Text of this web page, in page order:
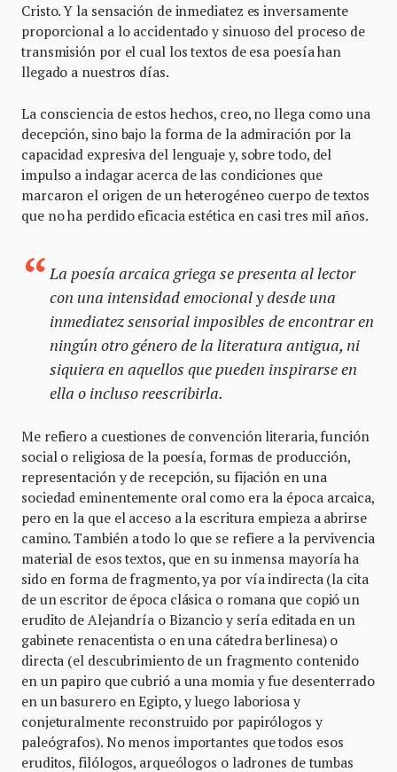
Cristo. Y la sensación de inmediatez es inversamente
proporcional a lo accidentado y sinuoso del proceso de
transmisión por el cual los textos de esa poesía han
llegado a nuestros días.
La consciencia de estos hechos, creo, no llega como una
decepción, sino bajo la forma de la admiración por la
capacidad expresiva del lenguaje y, sobre todo, del
impulso a indagar acerca de las condiciones que
marcaron el origen de un heterogéneo cuerpo de textos
que no ha perdido eficacia estética en casi tres mil años.
La poesía arcaica griega se presenta al lector
con una intensidad emocional y desde una
inmediatez sensorial imposibles de encontrar en
ningún otro género de la literatura antigua, ni
siquiera en aquellos que pueden inspirarse en
ella o incluso reescribirla.
Me refiero a cuestiones de convención literaria, función
social o religiosa de la poesía, formas de producción,
representación y de recepción, su fijación en una
sociedad eminentemente oral como era la época arcaica,
pero en la que el acceso a la escritura empieza a abrirse
camino. También a todo lo que se refiere a la pervivencia
material de esos textos, que en su inmensa mayoría ha
sido en forma de fragmento, ya por vía indirecta (la cita
de un escritor de época clásica o romana que copió un
erudito de Alejandría o Bizancio y sería editada en un
gabinete renacentista o en una cátedra berlinesa) o
directa (el descubrimiento de un fragmento contenido
en un papiro que cubrió a una momia y fue desenterrado
en un basurero en Egipto, y luego laboriosa y
conjeturalmente reconstruido por papirólogos y
paleógrafos). No menos importantes que todos esos
eruditos, filólogos, arqueólogos o ladrones de tumbas